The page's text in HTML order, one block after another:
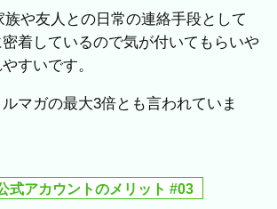
族や友人との日常の連絡手段として
着しているので気が付いてもらいや
すいです。
マガの最大3倍とも言われていま
式アカウントのメリット #03